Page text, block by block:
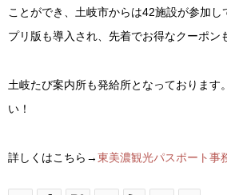
ことができ、土岐市からは42施設が参加し
プリ版も導入され、先着でお得なクーポン
土岐たび案内所も発給所となっております
い！
詳しくはこちら→東美濃観光パスポート事